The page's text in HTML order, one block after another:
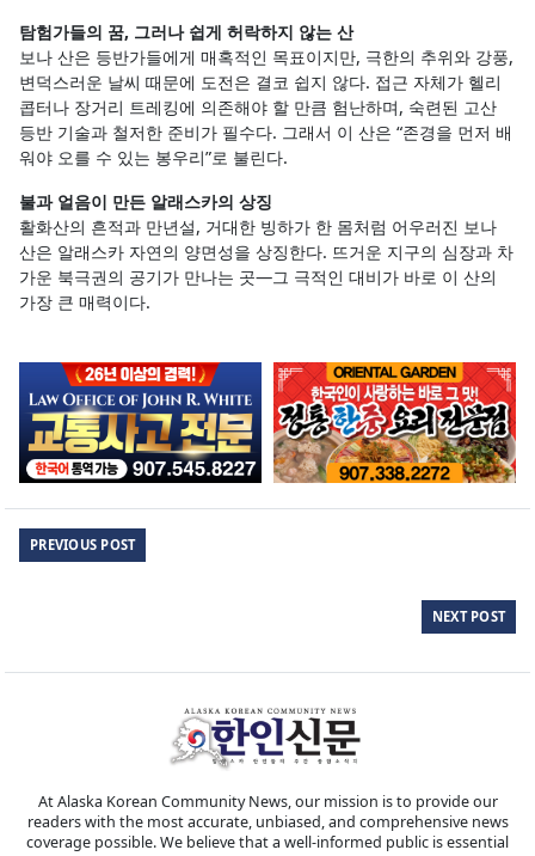
탐험가들의 꿈, 그러나 쉽게 허락하지 않는 산
보나 산은 등반가들에게 매혹적인 목표이지만, 극한의 추위와 강풍,
변덕스러운 날씨 때문에 도전은 결코 쉽지 않다. 접근 자체가 헬리
콥터나 장거리 트레킹에 의존해야 할 만큼 험난하며, 숙련된 고산
등반 기술과 철저한 준비가 필수다. 그래서 이 산은 “존경을 먼저 배
워야 오를 수 있는 봉우리”로 불린다.
불과 얼음이 만든 알래스카의 상징
활화산의 흔적과 만년설, 거대한 빙하가 한 몸처럼 어우러진 보나
산은 알래스카 자연의 양면성을 상징한다. 뜨거운 지구의 심장과 차
가운 북극권의 공기가 만나는 곳—그 극적인 대비가 바로 이 산의
가장 큰 매력이다.
PREVIOUS POST
NEXT POST
At Alaska Korean Community News, our mission is to provide our
readers with the most accurate, unbiased, and comprehensive news
coverage possible. We believe that a well-informed public is essential